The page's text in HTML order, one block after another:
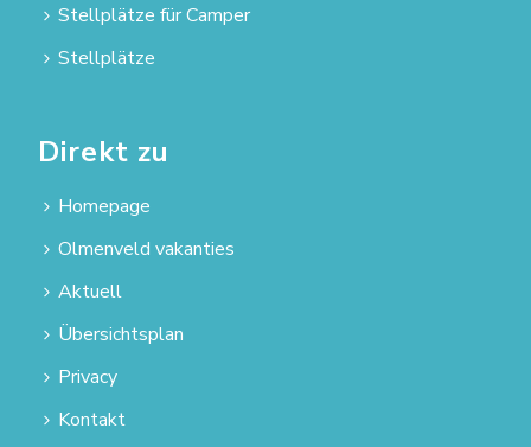
Stellplätze für Camper
Stellplätze
Direkt zu
Homepage
Olmenveld vakanties
Aktuell
Übersichtsplan
Privacy
Kontakt